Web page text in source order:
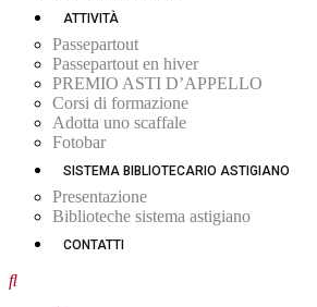
ATTIVITÀ
Passepartout
Passepartout en hiver
PREMIO ASTI D’APPELLO
Corsi di formazione
Adotta uno scaffale
Fotobar
SISTEMA BIBLIOTECARIO ASTIGIANO
Presentazione
Biblioteche sistema astigiano
CONTATTI